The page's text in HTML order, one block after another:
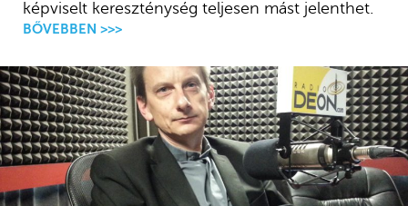
képviselt kereszténység teljesen mást jelenthet.
BŐVEBBEN >>>